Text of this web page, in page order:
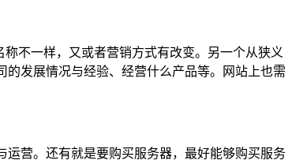
不一样，又或者营销方式有改变。另一个从狭义
的发展情况与经验、经营什么产品等。网站上也需
营。还有就是要购买服务器，最好能够购买服务